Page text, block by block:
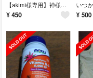
【akimi様専用】神様の願いごと 他 3冊
¥ 450 ¥ 500